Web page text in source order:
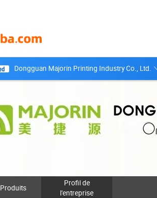
Dongguan Majorin Printing Industry Co., Ltd.
Produits
Profil de
l'entreprise